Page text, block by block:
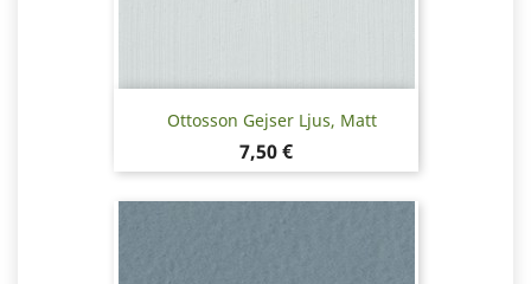
Ottosson Gejser Ljus, Matt
Pris
7,50 €